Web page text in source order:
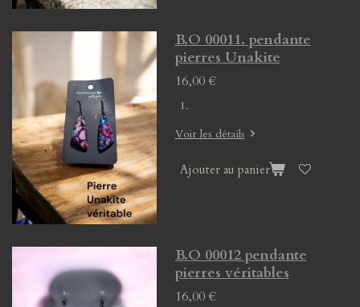
B.O 00011. pendante
pierres Unakite
16,00 €
Voir les détails
Ajouter au panier
B.O 00012 pendante
pierres véritables
16,00 €